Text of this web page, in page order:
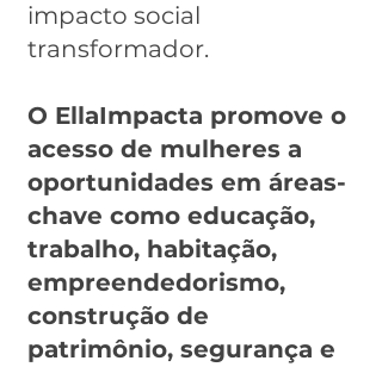
impacto social
transformador.
O EllaImpacta promove o
acesso de mulheres a
oportunidades em áreas-
chave como educação,
trabalho, habitação,
empreendedorismo,
construção de
patrimônio, segurança e